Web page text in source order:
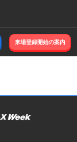
来場登録開始の案内